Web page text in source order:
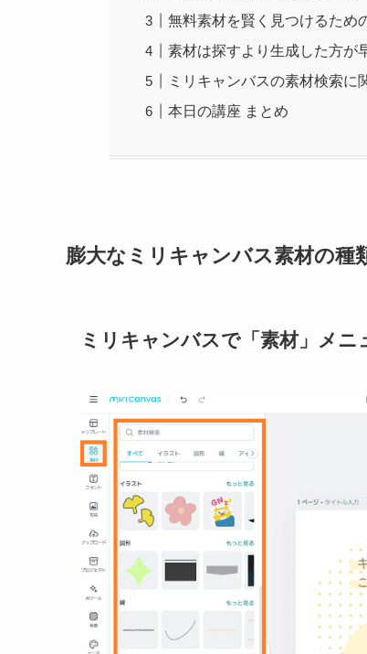
無料素材を賢く見つけるため
素材は探すより生成した方が
ミリキャンバスの素材検索に
本日の講座 まとめ
膨大なミリキャンバス素材の種
ミリキャンバスで「素材」メ